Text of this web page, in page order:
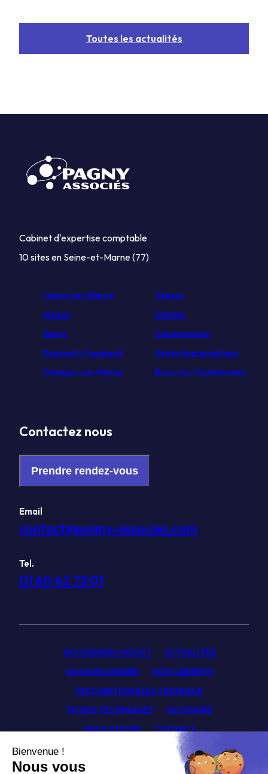
Toutes les actualités
Cabinet d'expertise comptable
10 sites en Seine-et-Marne (77)
Lagny-sur-Marne
Chessy
Meaux
Chelles
Serris
Coulommiers
Pontault-Combault
Gretz-Armainvilliers
Champs-sur-Marne
Brou-sur-Chantereine
Contactez nous
Prendre rendez-vous
Email
contact@pagny-associes.com
Tel.
01 60 42 73 01
QUI SOMMES-NOUS ?
ACTUALITÉS
NOUS REJOINDRE
NOS CABINETS
FACTURATION ÉLECTRONIQUE
FICHES TECHNIQUES
GLOSSAIRE
SIMULATEURS
CONTACT
Facebook
Linkedin